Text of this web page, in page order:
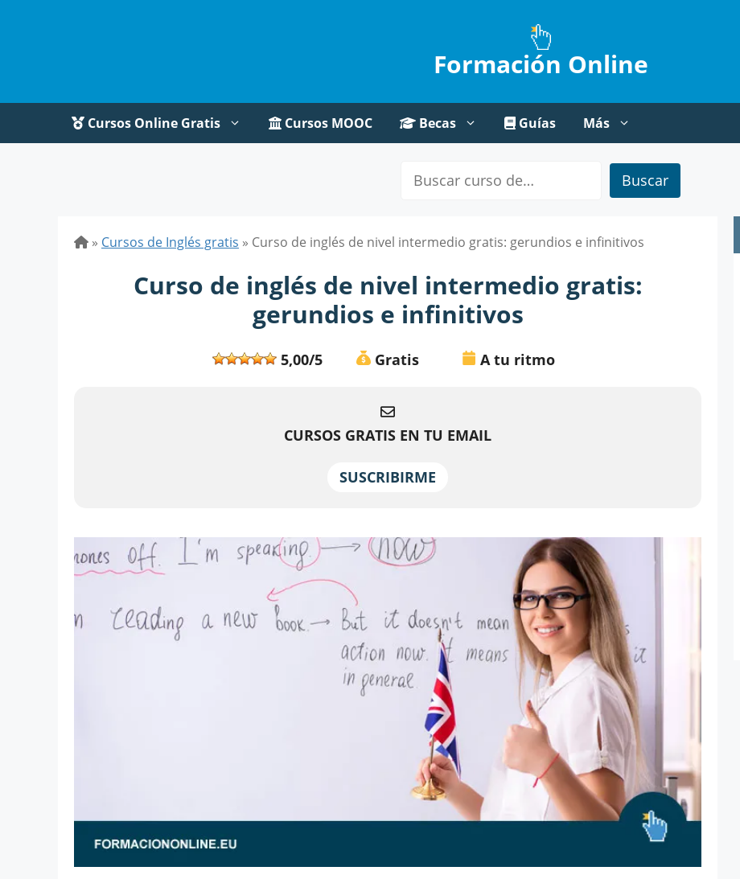
Formación Online
Cursos Online Gratis Cursos MOOC Becas Guías Más
Buscar
» Cursos de Inglés gratis » Curso de inglés de nivel intermedio gratis: gerundios e infinitivos
Curso de inglés de nivel intermedio gratis:
gerundios e infinitivos
5,00/5 Gratis A tu ritmo
CURSOS GRATIS EN TU EMAIL
SUSCRIBIRME